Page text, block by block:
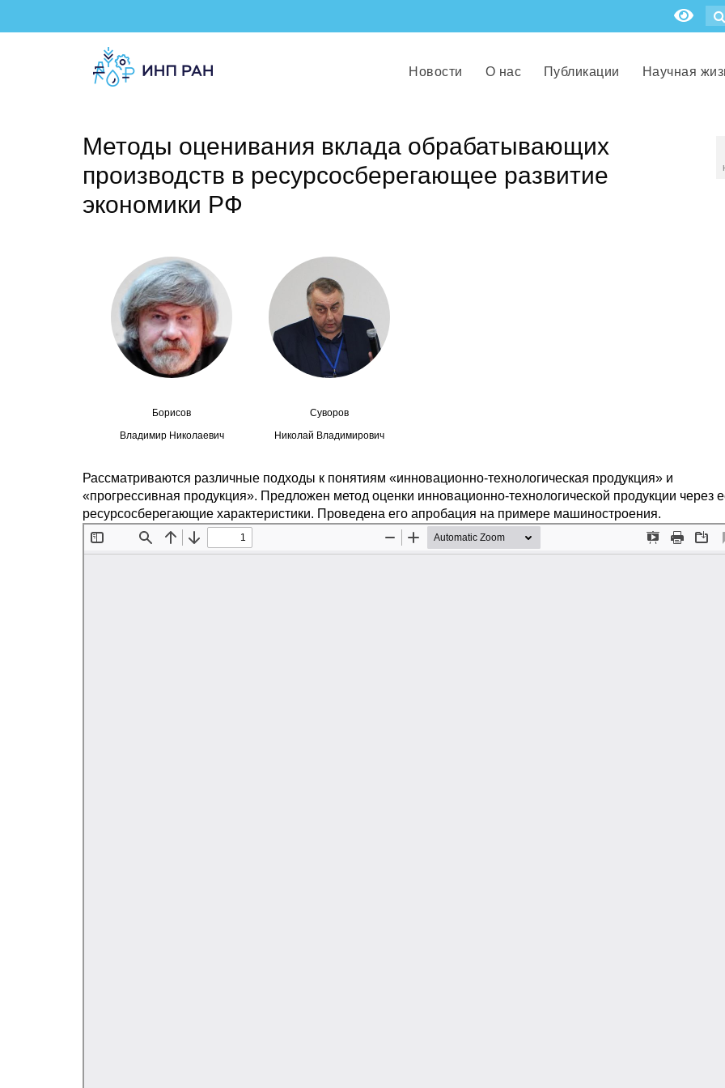
Новости О нас Публикации Научная
Методы оценивания вклада обрабатывающих
производств в ресурсосберегающее развитие
экономики РФ
Борисов
Владимир Николаевич
Суворов
Николай Владимирович
Рассматриваются различные подходы к понятиям «инновационно-технологическая продукция» и
«прогрессивная продукция». Предложен метод оценки инновационно-технологической продукции через
ресурсосберегающие характеристики. Проведена его апробация на примере машиностроения.